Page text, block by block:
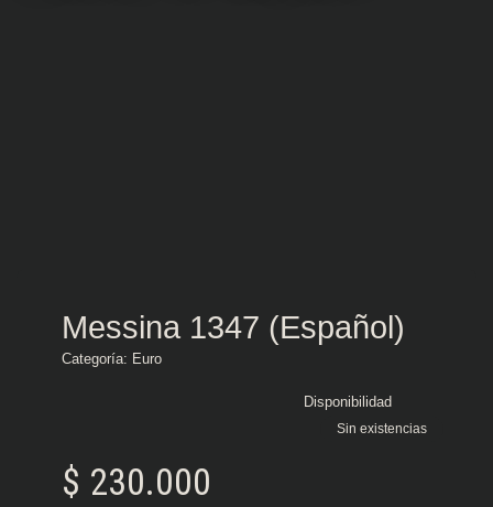
Messina 1347 (Español)
Categoría: Euro
Disponibilidad
Sin existencias
$ 230.000